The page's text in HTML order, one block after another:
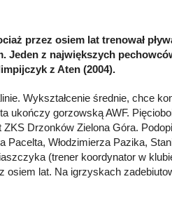
przez osiem lat trenował
Jeden z największych
z Aten (2004).
Wykształcenie średnie, chce
ukończy gorzowską AWF.
Drzonków Zielona Góra.
Pacelta, Włodzimierza Pazika,
(trener koordynator w
osiem lat. Na igrzyskach